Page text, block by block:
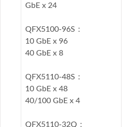
GbE x 24
QFX5100-96S：
10 GbE x 96
40 GbE x 8
QFX5110-48S：
10 GbE x 48
40/100 GbE x 4
QFX5110-32Q：